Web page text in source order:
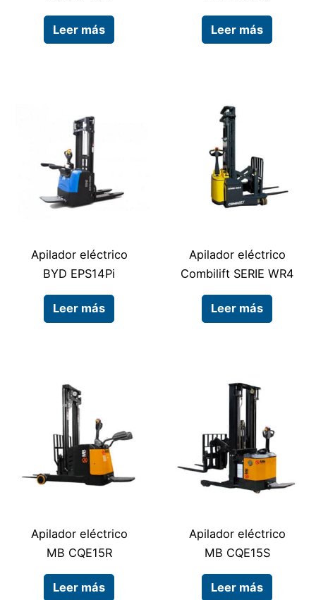
Leer más Leer más
Apilador eléctrico
BYD EPS14Pi
Leer más
Apilador eléctrico
Combilift SERIE WR4
Leer más
Apilador eléctrico
MB CQE15R
Leer más
Apilador eléctrico
MB CQE15S
Leer más